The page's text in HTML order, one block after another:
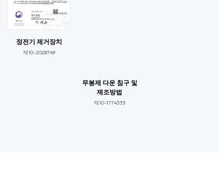
정전기 제거장치
제10-2028749​
무봉제 다운 침구 및
제조방법
제10-1774333​​